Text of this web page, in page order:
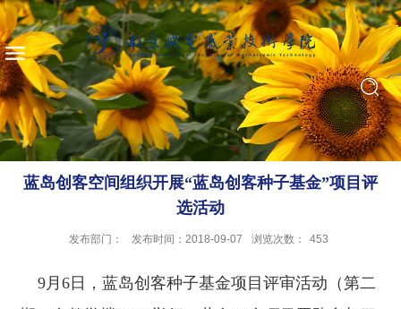
蓝岛创客空间组织开展“蓝岛创客种子基金”项目评
选活动
发布部门： 发布时间：2018-09-07 浏览次数： 453
9月6日，蓝岛创客种子基金项目评审活动（第二